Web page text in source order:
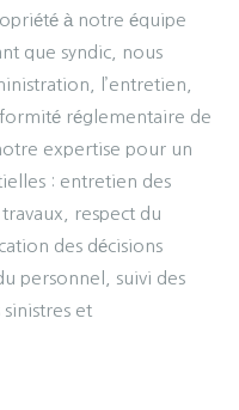
à notre équipe
que syndic, nous
l’entretien,
réglementaire de
expertise pour un
: entretien des
respect du
des décisions
personnel, suivi des
et